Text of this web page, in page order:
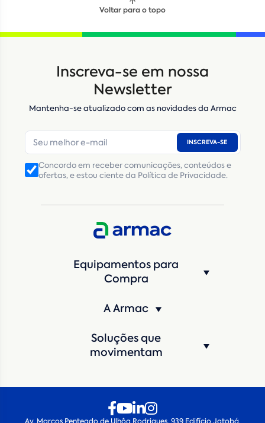
Voltar para o topo
Inscreva-se em nossa
Newsletter
Mantenha-se atualizado com as novidades da Armac
INSCREVA-SE
Concordo em receber comunicações, conteúdos e
ofertas, e estou ciente da Política de Privacidade.
Equipamentos para
Compra
A Armac
Soluções que
movimentam
Locação Compra de seminovos
E-mail*
Número de telefone*
CNPJ Inscrição Estadual(Produtor Rural)
Máquina de interesse*
Qual o período de locação? *